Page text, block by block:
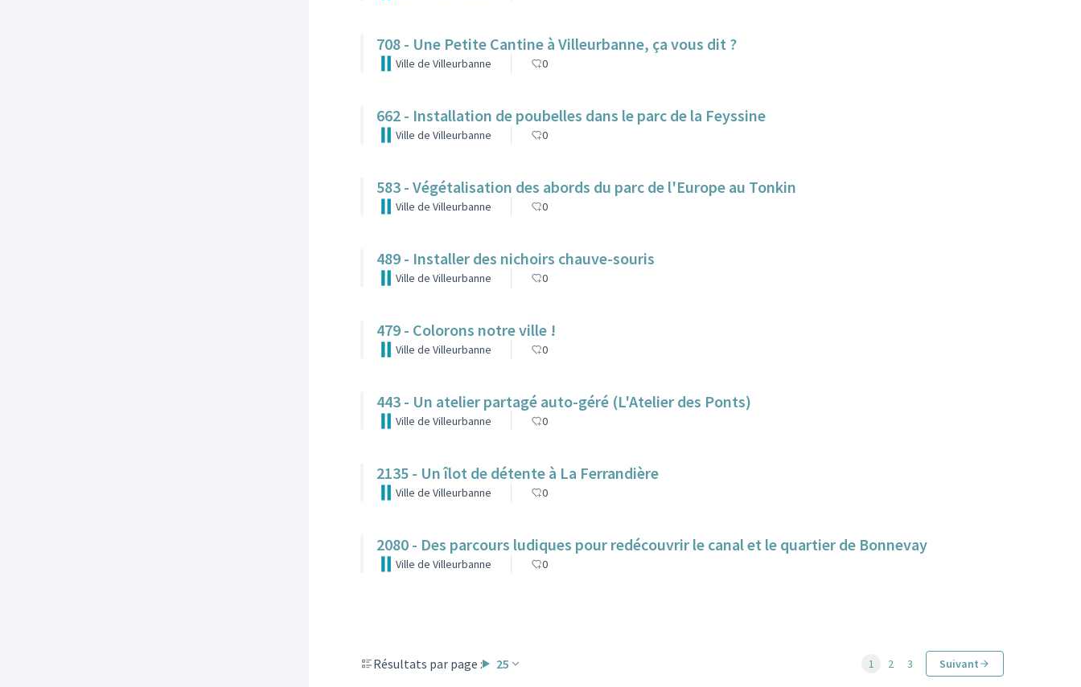
708 - Une Petite Cantine à Villeurbanne, ça vous dit ?
Ville de Villeurbanne 0
662 - Installation de poubelles dans le parc de la Feyssine
Ville de Villeurbanne 0
583 - Végétalisation des abords du parc de l'Europe au Tonkin
Ville de Villeurbanne 0
489 - Installer des nichoirs chauve-souris
Ville de Villeurbanne 0
479 - Colorons notre ville !
Ville de Villeurbanne 0
443 - Un atelier partagé auto-géré (L'Atelier des Ponts)
Ville de Villeurbanne 0
2135 - Un îlot de détente à La Ferrandière
Ville de Villeurbanne 0
2080 - Des parcours ludiques pour redécouvrir le canal et le quartier de Bonnevay
Ville de Villeurbanne 0
Résultats par page : 25 1 2 3 Suivant